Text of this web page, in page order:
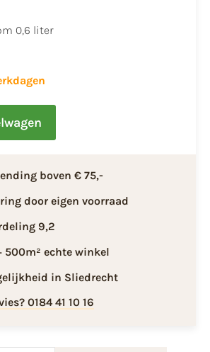
0,6 liter
boven € 75,-
door eigen voorraad
9,2
500m² echte winkel
in Sliedrecht
0184 41 10 16